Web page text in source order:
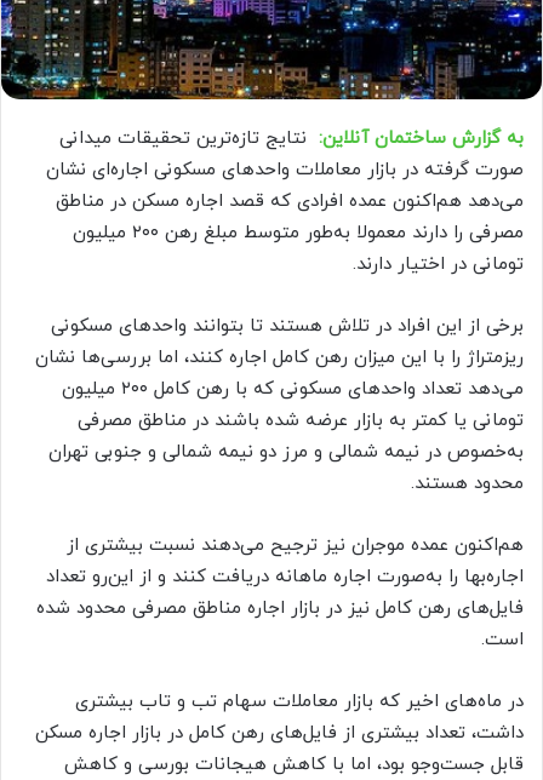
به گزارش ساختمان آنلاین: نتایج تازه‌ترین تحقیقات میدانی
صورت گرفته در بازار معاملات واحد‌های مسکونی اجاره‌ای نشان
می‌دهد هم‌اکنون عمده افرادی که قصد اجاره مسکن در مناطق
مصرفی را دارند معمولا به‌طور متوسط مبلغ رهن ۲۰۰ میلیون
تومانی در اختیار دارند.
برخی از این افراد در تلاش هستند تا بتوانند واحد‌های مسکونی
ریزمتراژ را با این میزان رهن کامل اجاره کنند، اما بررسی‌ها نشان
می‌دهد تعداد واحد‌های مسکونی که با رهن کامل ۲۰۰ میلیون
تومانی یا کمتر به بازار عرضه شده باشند در مناطق مصرفی
به‌خصوص در نیمه شمالی و مرز دو نیمه شمالی و جنوبی تهران
محدود هستند.
هم‌اکنون عمده موجران نیز ترجیح می‌دهند نسبت بیشتری از
اجاره‌بها را به‌صورت اجاره ماهانه دریافت کنند و از این‌رو تعداد
فایل‌های رهن کامل نیز در بازار اجاره مناطق مصرفی محدود شده
است.
در ماه‌های اخیر که بازار معاملات سهام تب و تاب بیشتری
داشت، تعداد بیشتری از فایل‌های رهن کامل در بازار اجاره مسکن
قابل جست‌وجو بود، اما با کاهش هیجانات بورسی و کاهش